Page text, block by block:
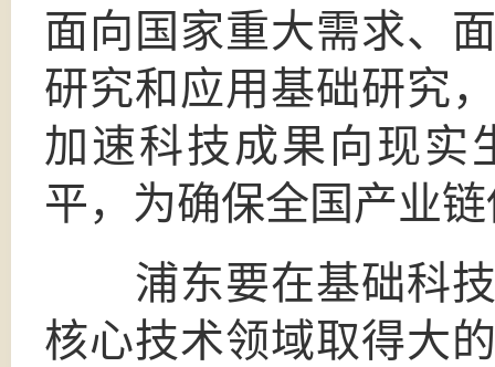
面向国家重大需求、
研究和应用基础研究
加速科技成果向现实
平，为确保全国产业
浦东要在基础科技
核心技术领域取得大